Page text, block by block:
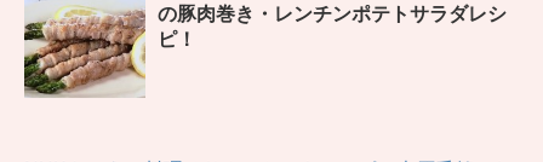
の豚肉巻き・レンチンポテトサラダレシ
ピ！